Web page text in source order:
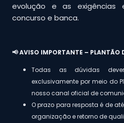
evolução e as exigências
concurso e banca.
📢 AVISO IMPORTANTE – PLANTÃO
Todas as dúvidas
exclusivamente por meio do
nosso canal oficial de
O prazo para resposta é de
organização e retorno de